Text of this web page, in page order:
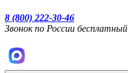
8 (800) 222-30-46
Звонок по России бесплатный